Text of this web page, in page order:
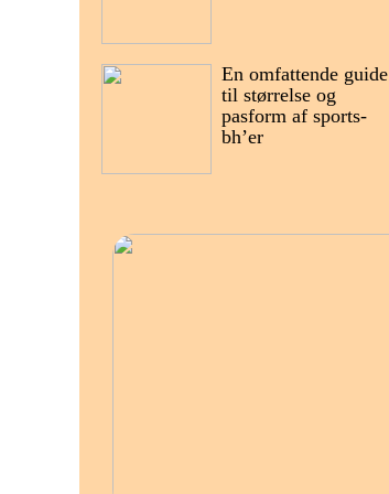
En omfattende guide
til størrelse og
pasform af sports-
bh’er